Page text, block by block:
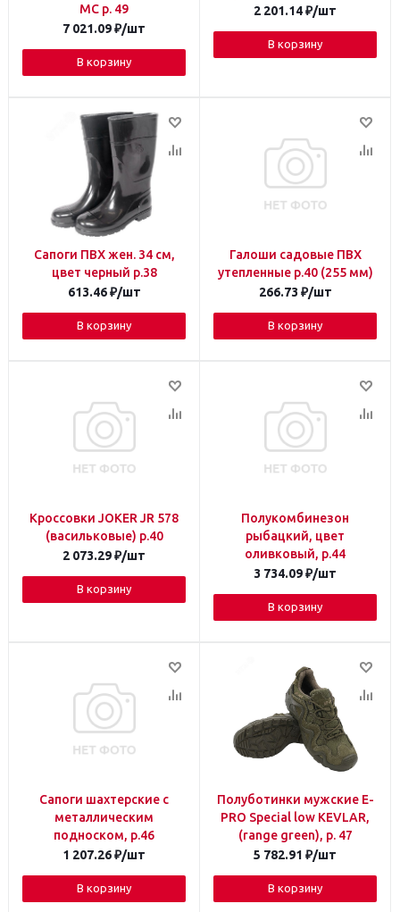
МС р. 49
7 021.09₽/шт
В корзину
2 201.14₽/шт
В корзину
Сапоги ПВХ жен. 34 см,
цвет черный р.38
613.46₽/шт
В корзину
Галоши садовые ПВХ
утепленные р.40 (255 мм)
266.73 ₽/шт
В корзину
Кроссовки JOKER JR 578
(васильковые) р.40
2 073.29₽/шт
В корзину
Полукомбинезон
рыбацкий, цвет
оливковый, р.44
3 734.09₽/шт
В корзину
Сапоги шахтерские с
металлическим
подноском, р.46
1 207.26₽/шт
В корзину
Полуботинки мужские E-
PRO Special low KEVLAR,
(range green), р. 47
5 782.91 ₽/шт
В корзину